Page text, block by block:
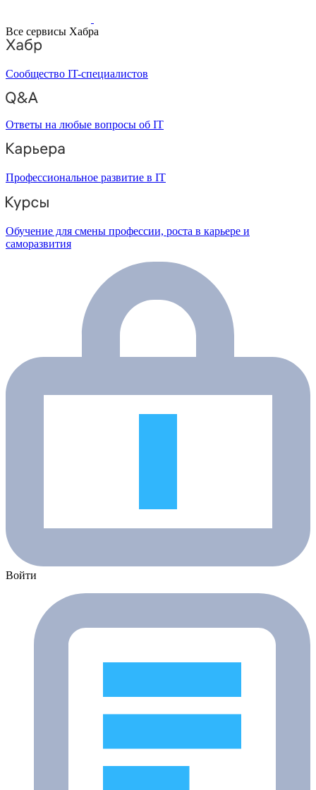
Все сервисы Хабра
Сообщество IT-специалистов
Ответы на любые вопросы об IT
Профессиональное развитие в IT
Обучение для смены профессии, роста в карьере и
саморазвития
Войти